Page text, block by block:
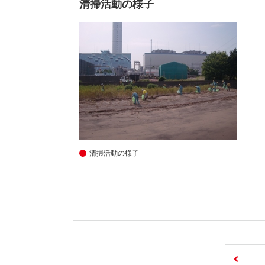
清掃活動の様子
清掃活動の様子